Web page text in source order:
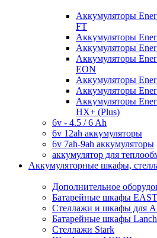
Аккумуляторы
FT
Аккумуляторы
Аккумуляторы
Аккумуляторы
EON
Аккумуляторы
Аккумуляторы
Аккумуляторы
HX+ (Plus)
6v - 4.5 / 6 Ah
6v 12ah аккумуляторы
6v 7ah-9ah аккумуляторы
аккумулятор для
Аккумуляторные шкафы,
Дополнительное
Батарейные шкафы EAST
Стеллажи и шкафы для
Батарейные шкафы
Стеллажи Stark